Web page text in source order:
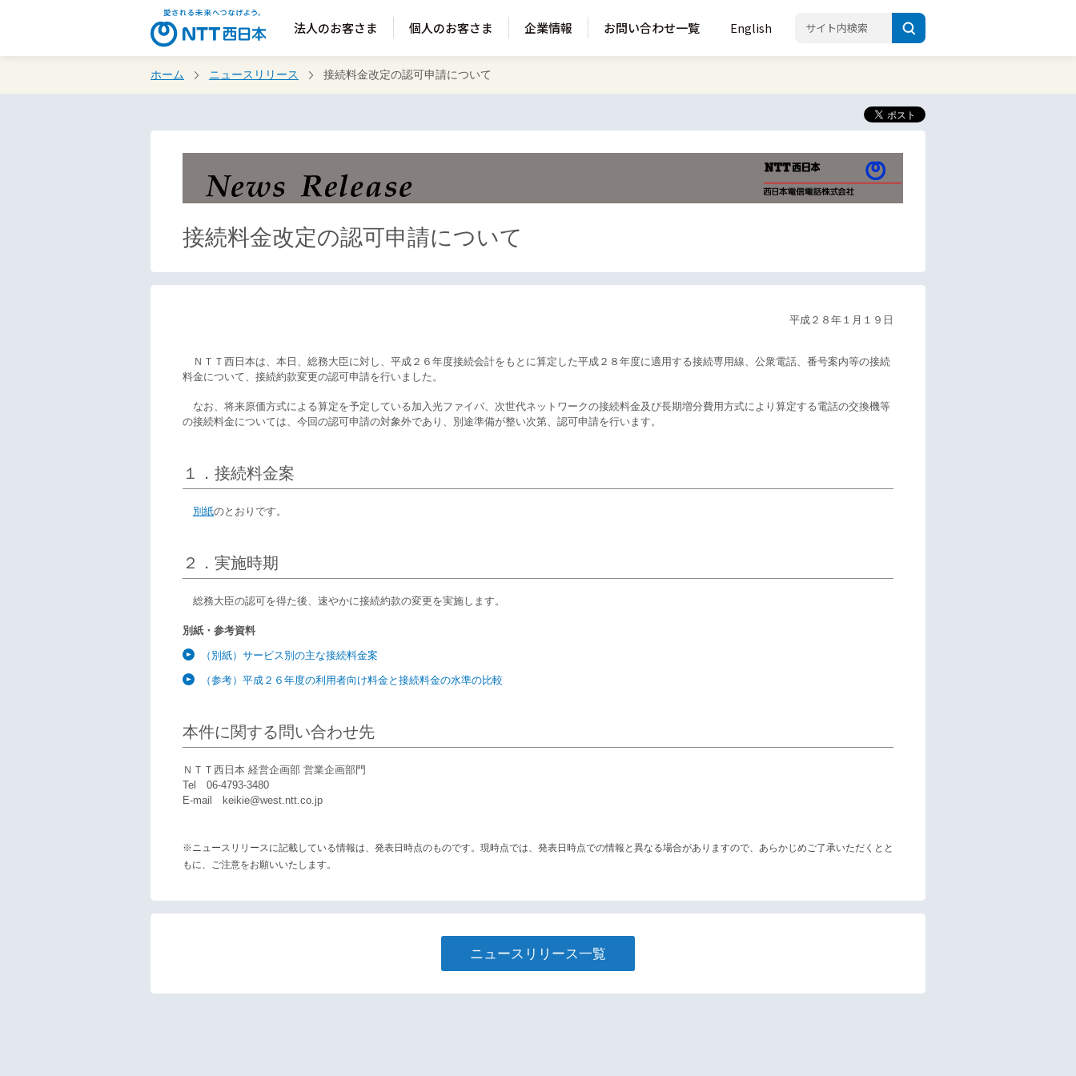
法人のお客さま 個人のお客さま 企業情報 お問い合わせ一覧 English
ホーム ニュースリリース 接続料金改定の認可申請について
接続料金改定の認可申請について
平成２８年１月１９日
ＮＴＴ西日本は、本日、総務大臣に対し、平成２６年度接続会計をもとに算定した平成２８年度に適用する接続専用線、公衆電話、番号案内等の接続
料金について、接続約款変更の認可申請を行いました。
なお、将来原価方式による算定を予定している加入光ファイバ、次世代ネットワークの接続料金及び長期増分費用方式により算定する電話の交換機等
の接続料金については、今回の認可申請の対象外であり、別途準備が整い次第、認可申請を行います。
１．接続料金案
別紙のとおりです。
２．実施時期
総務大臣の認可を得た後、速やかに接続約款の変更を実施します。
別紙・参考資料
（別紙）サービス別の主な接続料金案
（参考）平成２６年度の利用者向け料金と接続料金の水準の比較
本件に関する問い合わせ先
ＮＴＴ西日本 経営企画部 営業企画部門
Tel 06-4793-3480
E-mail keikie@west.ntt.co.jp
※ニュースリリースに記載している情報は、発表日時点のものです。現時点では、発表日時点での情報と異なる場合がありますので、あらかじめご了承いただくとと
もに、ご注意をお願いいたします。
ニュースリリース一覧